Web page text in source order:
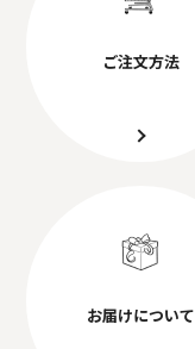
ご注文方法
お届けについて